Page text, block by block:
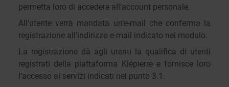
permetta loro di accedere all’account personale.
All’utente verrà mandata un’e-mail che conferma la
registrazione all’indirizzo e-mail indicato nel modulo.
La registrazione dà agli utenti la qualifica di utenti
registrati della piattaforma Klépierre e fornisce loro
l’accesso ai servizi indicati nel punto 3.1.